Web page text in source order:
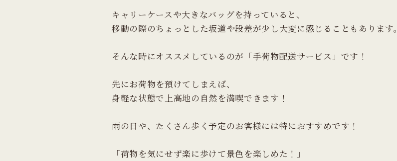
キャリーケースや大きなバッグを持っていると、
移動の際のちょっとした坂道や段差が少し大変に感じることもあります。
そんな時にオススメしているのが「手荷物配送サービス」です！
先にお荷物を預けてしまえば、
身軽な状態で上高地の自然を満喫できます！
雨の日や、たくさん歩く予定のお客様には特におすすめです！
「荷物を気にせず楽に歩けて景色を楽しめた！」